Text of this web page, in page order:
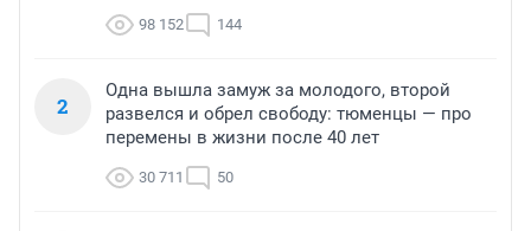
98 152 144
2
Одна вышла замуж за молодого, второй
развелся и обрел свободу: тюменцы — про
перемены в жизни после 40 лет
30 711 50